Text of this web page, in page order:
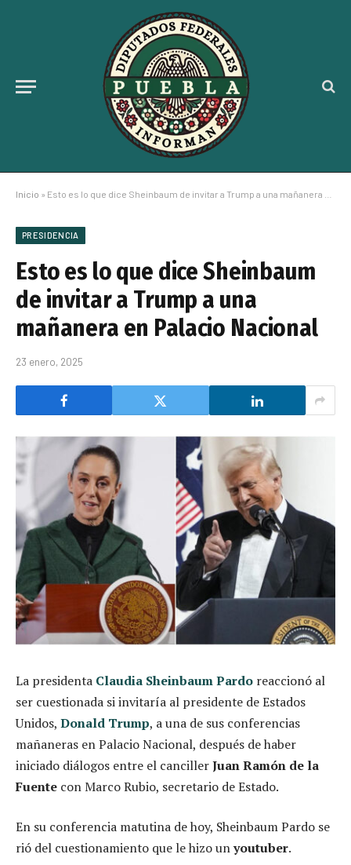
Inicio » Esto es lo que dice Sheinbaum de invitar a Trump a una mañanera en Palacio Nacional
PRESIDENCIA
Esto es lo que dice Sheinbaum
de invitar a Trump a una
mañanera en Palacio Nacional
23 enero, 2025
La presidenta Claudia Sheinbaum Pardo reaccionó al
ser cuestionada si invitaría al presidente de Estados
Unidos, Donald Trump, a una de sus conferencias
mañaneras en Palacio Nacional, después de haber
iniciado diálogos entre el cancillerJuan Ramón de la
Fuente con Marco Rubio, secretario de Estado.
En su conferencia matutina de hoy, Sheinbaum Pardo se
rió del cuestionamiento que le hizo unyoutuber.